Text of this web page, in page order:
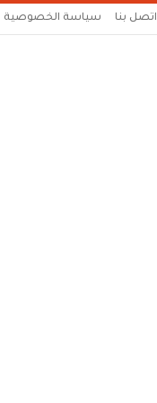
اتصل بنا سياسة الخصوصية